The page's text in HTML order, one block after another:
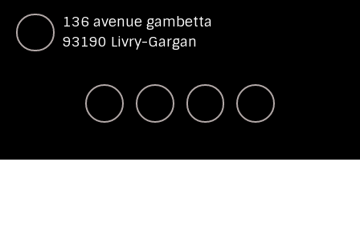
136 avenue gambetta
93190 Livry-Gargan